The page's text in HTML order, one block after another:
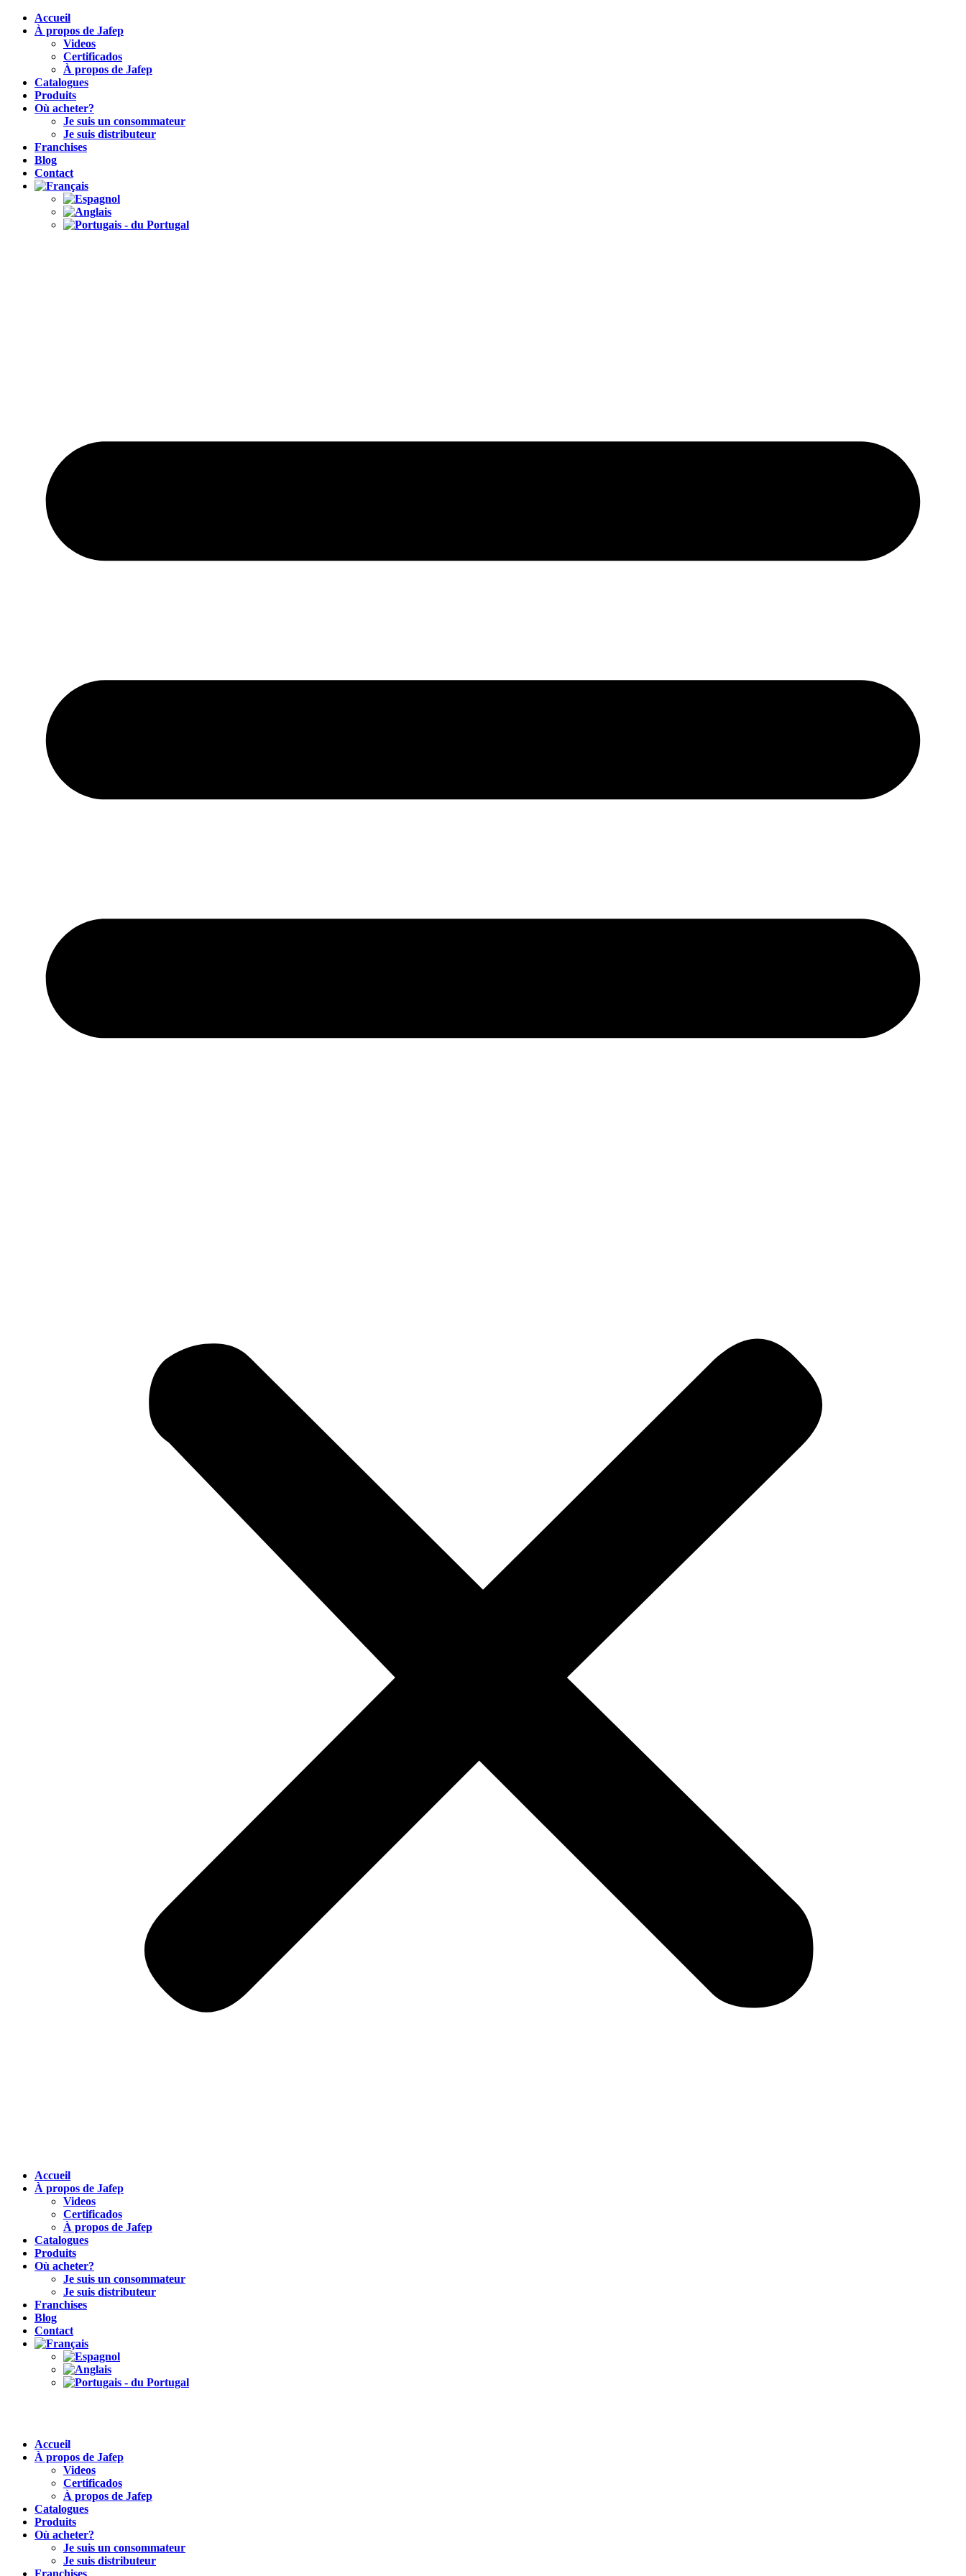
Accueil
À propos de Jafep
Videos
Certificados
À propos de Jafep
Catalogues
Produits
Où acheter?
Je suis un consommateur
Je suis distributeur
Franchises
Blog
Contact
Accueil
À propos de Jafep
Videos
Certificados
À propos de Jafep
Catalogues
Produits
Où acheter?
Je suis un consommateur
Je suis distributeur
Franchises
Blog
Contact
Accueil
À propos de Jafep
Videos
Certificados
À propos de Jafep
Catalogues
Produits
Où acheter?
Je suis un consommateur
Je suis distributeur
Franchises